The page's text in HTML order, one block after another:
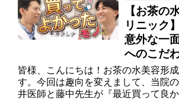
【お茶の
リニック
意外な一
へのこだ
皆様、こんにちは！お茶の水美容形
す。今回は趣向を変えまして、当院
井医師と藤中先生が『最近買って良